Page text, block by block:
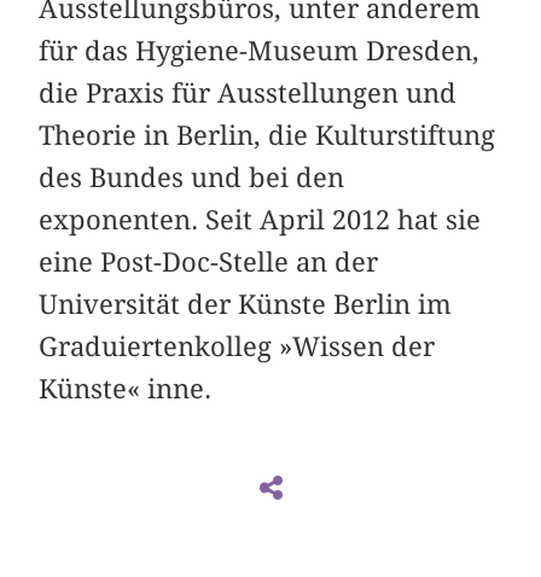
Ausstellungsbüros, unter anderem
für das Hygiene-Museum Dresden,
die Praxis für Ausstellungen und
Theorie in Berlin, die Kulturstiftung
des Bundes und bei den
exponenten. Seit April 2012 hat sie
eine Post-Doc-Stelle an der
Universität der Künste Berlin im
Graduiertenkolleg »Wissen der
Künste« inne.